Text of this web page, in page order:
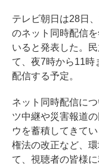
テレビ朝日は28日
のネット同時配信
いると発表した。
て、夜7時から11時
配信する予定。
ネット同時配信に
ツ中継や災害報道
ウを蓄積してきて
権法の改正など、
て、視聴者の皆様